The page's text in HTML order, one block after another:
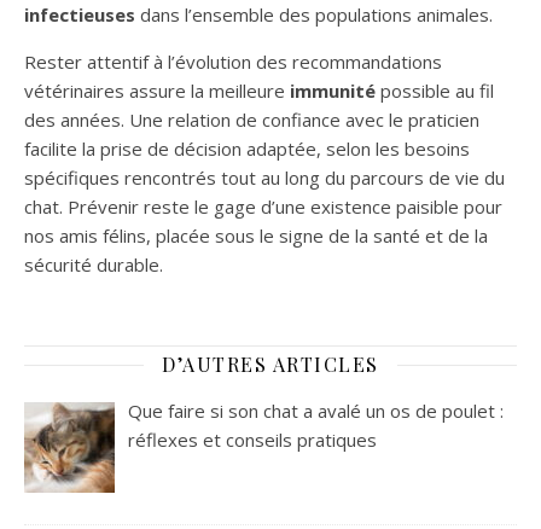
infectieuses dans l’ensemble des populations animales.
Rester attentif à l’évolution des recommandations
vétérinaires assure la meilleure immunité possible au fil
des années. Une relation de confiance avec le praticien
facilite la prise de décision adaptée, selon les besoins
spécifiques rencontrés tout au long du parcours de vie du
chat. Prévenir reste le gage d’une existence paisible pour
nos amis félins, placée sous le signe de la santé et de la
sécurité durable.
D’AUTRES ARTICLES
Que faire si son chat a avalé un os de poulet :
réflexes et conseils pratiques